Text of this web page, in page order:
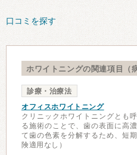
口コミを探す
ホワイトニングの関連項目（
診療・治療法
オフィスホワイトニング
クリニックホワイトニングとも
る施術のことで、歯の表面に高
て歯の色素を分解するため、短
険適用なし）